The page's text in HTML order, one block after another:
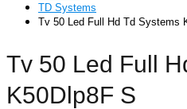
TD Systems
Tv 50 Led Full Hd Td Systems
Tv 50 Led Full
K50Dlp8F S